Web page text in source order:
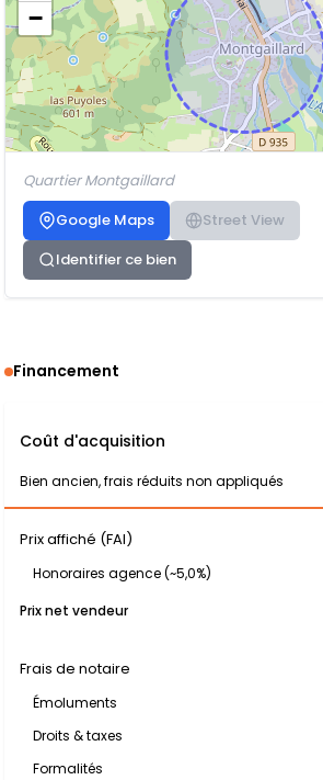
−
Quartier Montgaillard
Google Maps
Street View
Identifier ce bien
Financement
Coût d'acquisition
Bien ancien, frais réduits non appliqués
Prix affiché (FAI)
Honoraires agence (~5,0%)
Prix net vendeur
Frais de notaire
Émoluments
Droits & taxes
Formalités